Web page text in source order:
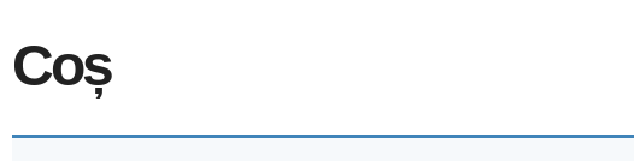
Coș